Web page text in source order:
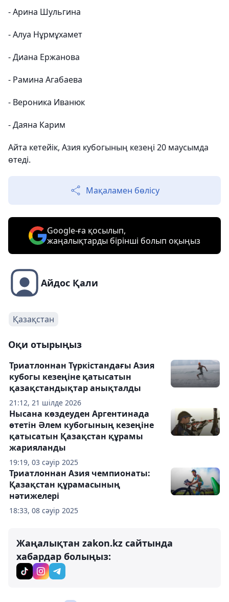
- Арина Шульгина
- Алуа Нұрмұхамет
- Диана Ержанова
- Рамина Агабаева
- Вероника Иванюк
- Даяна Карим
Айта кетейік, Азия кубогының кезеңі 20 маусымда
өтеді.
Мақаламен бөлісу
Google-ға қосылып,
жаңалықтарды бірінші болып оқыңыз
Айдос Қали
Қазақстан
Оқи отырыңыз
21:12, 21 шілде 2026
Триатлоннан Түркістандағы Азия
кубогы кезеңіне қатысатын
қазақстандықтар анықталды
19:19, 03 сәуір 2025
Нысана көздеуден Аргентинада
өтетін Әлем кубогының кезеңіне
қатысатын Қазақстан құрамы
жарияланды
18:33, 08 сәуір 2025
Триатлоннан Азия чемпионаты:
Қазақстан құрамасының
нәтижелері
Жаңалықтан zakon.kz сайтында
хабардар болыңыз: